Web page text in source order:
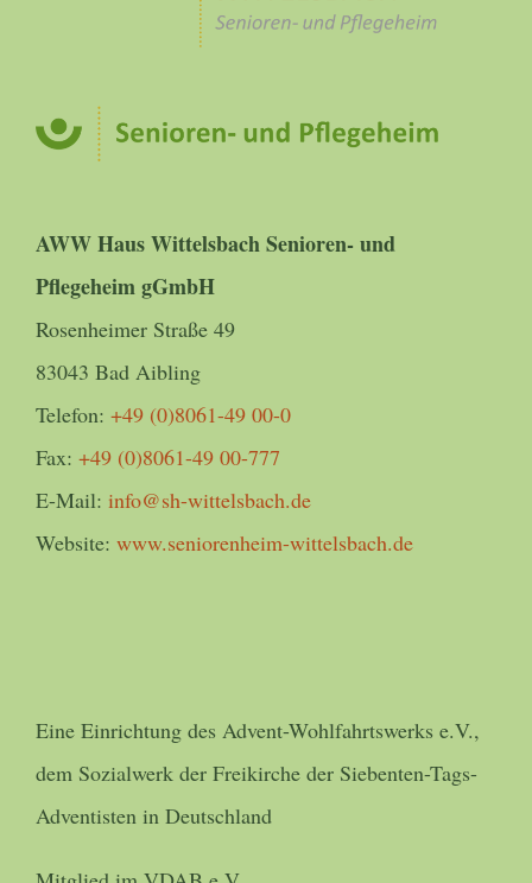
AWW Haus Wittelsbach Senioren- und
Pflegeheim gGmbH
Rosenheimer Straße 49
83043 Bad Aibling
Telefon: +49 (0)8061-49 00-0
Fax: +49 (0)8061-49 00-777
E-Mail: info@sh-wittelsbach.de
Website: www.seniorenheim-wittelsbach.de
Eine Einrichtung des Advent-Wohlfahrtswerks e.V.,
dem Sozialwerk der Freikirche der Siebenten-Tags-
Adventisten in Deutschland